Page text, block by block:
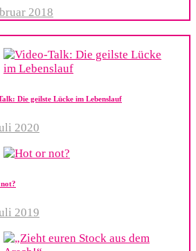
2018
Die geilste Lücke im Lebenslauf
2020
2019